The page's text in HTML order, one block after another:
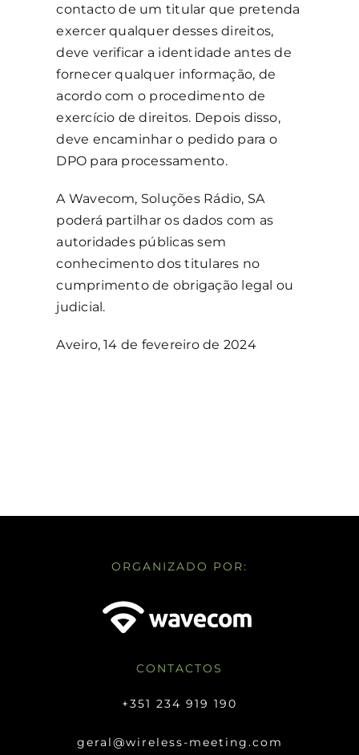
contacto de um titular que pretenda
exercer qualquer desses direitos,
deve verificar a identidade antes de
fornecer qualquer informação, de
acordo com o procedimento de
exercício de direitos. Depois disso,
deve encaminhar o pedido para o
DPO para processamento.
A Wavecom, Soluções Rádio, SA
poderá partilhar os dados com as
autoridades públicas sem
conhecimento dos titulares no
cumprimento de obrigação legal ou
judicial.
Aveiro, 14 de fevereiro de 2024
ORGANIZADO POR:
CONTACTOS
+351 234 919 190
geral@wireless-meeting.com